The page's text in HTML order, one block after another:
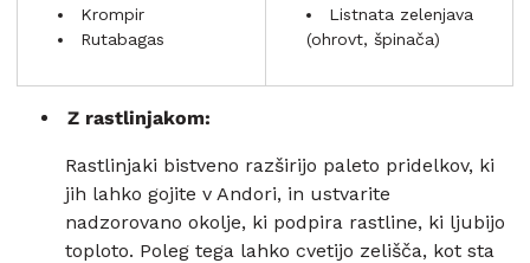
Krompir
Rutabagas
Listnata zelenjava
(ohrovt, špinača)
Z rastlinjakom:
Rastlinjaki bistveno razširijo paleto pridelkov, ki
jih lahko gojite v Andori, in ustvarite
nadzorovano okolje, ki podpira rastline, ki ljubijo
toploto. Poleg tega lahko cvetijo zelišča, kot sta